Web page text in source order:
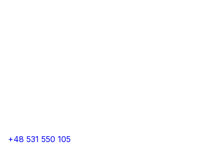
+48 531 550 105